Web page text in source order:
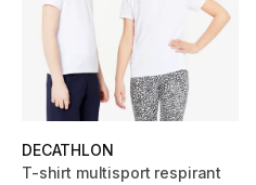
DECATHLON
T-shirt multisport respirant